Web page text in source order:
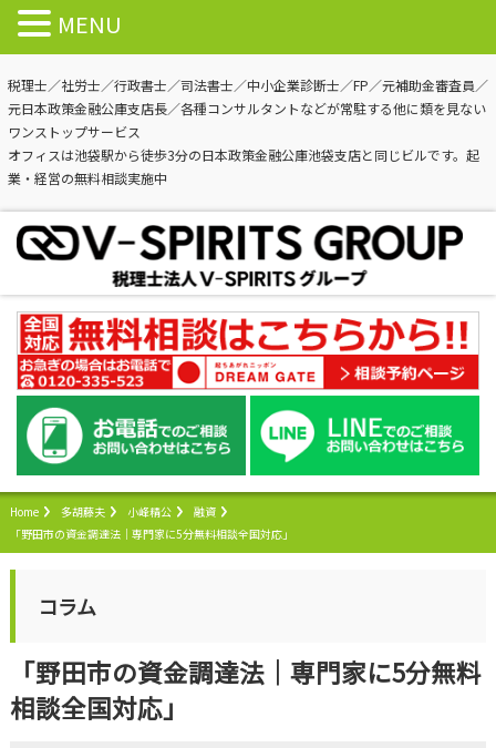
税理士／社労士／行政書士／司法書士／中小企業診断士／FP／元補助金審査員／
元日本政策金融公庫支店長／各種コンサルタントなどが常駐する他に類を見ない
ワンストップサービス
オフィスは池袋駅から徒歩3分の日本政策金融公庫池袋支店と同じビルです。起
業・経営の無料相談実施中
Home 多胡藤夫 小峰精公
融資
「野田市の資金調達法｜専門家に5分無料相談全国対応」
コラム
「野田市の資金調達法｜専門家に5分無料
相談全国対応」
MENU